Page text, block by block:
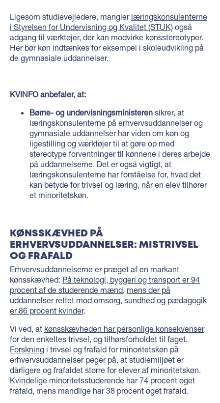
Ligesom studievejledere, mangler læringskonsulenterne
i Styrelsen for Undervisning og Kvalitet (STUK) også
adgang til værktøjer, der kan modvirke kønsstereotyper.
Her bør køn indtænkes for eksempel i skoleudvikling på
de gymnasiale uddannelser.
KVINFO anbefaler, at:
Børne- og undervisningsministeren sikrer, at
læringskonsulenterne på erhvervsuddannelser og
gymnasiale uddannelser har viden om køn og
ligestilling og værktøjer til at gøre op med
stereotype forventninger til kønnene i deres arbejde
på uddannelserne. Det er også vigtigt, at
læringskonsulenterne har forståelse for, hvad det
kan betyde for trivsel og læring, når en elev tilhører
et minoritetskøn.
KØNSSKÆVHED PÅ
ERHVERVSUDDANNELSER: MISTRIVSEL
OG FRAFALD
Erhvervsuddannelserne er præget af en markant
kønsskævhed: På teknologi, byggeri og transport er 94
procent af de studerende mænd mens der på
uddannelser rettet mod omsorg, sundhed og pædagogik
er 86 procent kvinder.
Vi ved, at kønsskævheden har personlige konsekvenser
for den enkeltes trivsel, og tilhørsforholdet til faget.
Forskning i trivsel og frafald for minoritetskøn på
erhvervsuddannelser peger på, at studiemiljøet er
dårligere og frafaldet større for elever af minoritetskøn.
Kvindelige minoritetsstuderende har 74 procent øget
frafald, mens mandlige har 38 procent øget frafald.